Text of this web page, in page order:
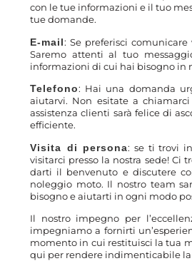
con le tue informazioni e il tuo
tue domande.
E-mail: Se preferisci
Saremo attenti al tuo
informazioni di cui hai bisogno in
Telefono: Hai una domanda
aiutarvi. Non esitate a
assistenza clienti sarà felice di
efficiente.
Visita di persona: se ti trovi
visitarci presso la nostra sede! Ci
darti il benvenuto e discutere
noleggio moto. Il nostro team
bisogno e aiutarti in ogni modo
Il nostro impegno per
impegniamo a fornirti
momento in cui restituisci la tua
qui per rendere indimenticabile la